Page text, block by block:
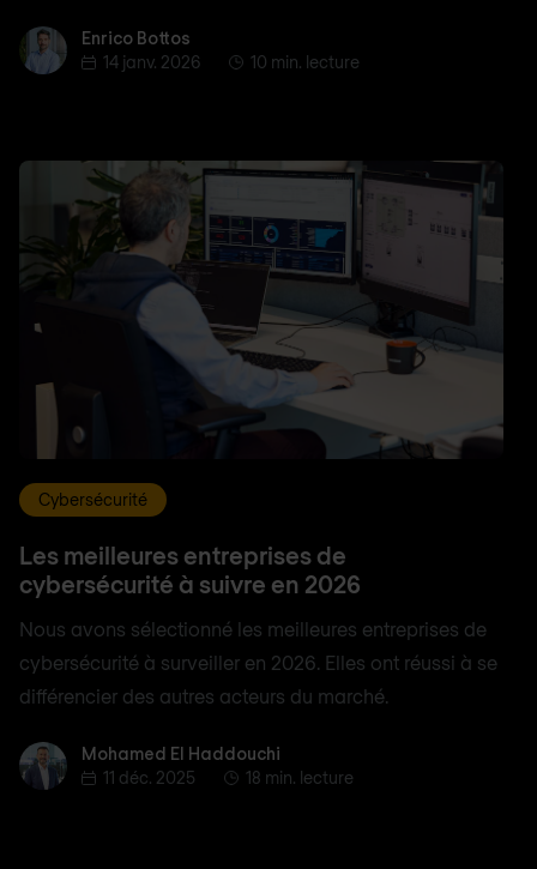
Enrico BottosEnrico Bottos
14 janv. 2026
10 min. lecture
Cybersécurité
Les meilleures entreprises de
cybersécurité à suivre en 2026
Nous avons sélectionné les meilleures entreprises de
cybersécurité à surveiller en 2026. Elles ont réussi à se
différencier des autres acteurs du marché.
Mohamed El Haddouchi
Mohamed El Haddouchi
11 déc. 2025
18 min. lecture